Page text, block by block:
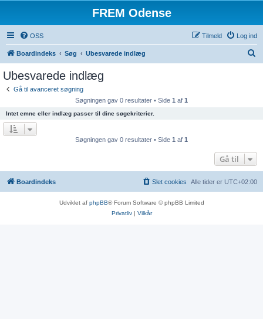
FREM Odense
OSS Log ind
Tilmeld
Boardindeks Søg Ubesvarede indlæg
Ubesvarede indlæg
Gå til avanceret søgning
Søgningen gav 0 resultater • Side 1 af 1
Intet emne eller indlæg passer til dine søgekriterier.
Søgningen gav 0 resultater • Side 1 af 1
Gå til
Boardindeks Alle tider er UTC+02:00
Slet cookies
Udviklet af phpBB® Forum Software © phpBB Limited
Privatliv| Vilkår